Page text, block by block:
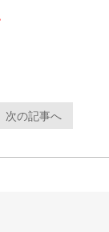
次の記事へ